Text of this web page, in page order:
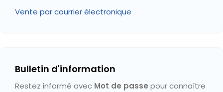
Vente par courrier électronique
Bulletin d'information
Restez informé avec Mot de passe pour connaître